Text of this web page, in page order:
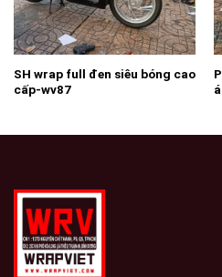
SH wrap full đen siêu bóng cao
cấp-wv87